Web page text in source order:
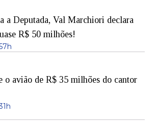
a Deputada, Val Marchiori declara
R$ 50 milhões!
o avião de R$ 35 milhões do cantor